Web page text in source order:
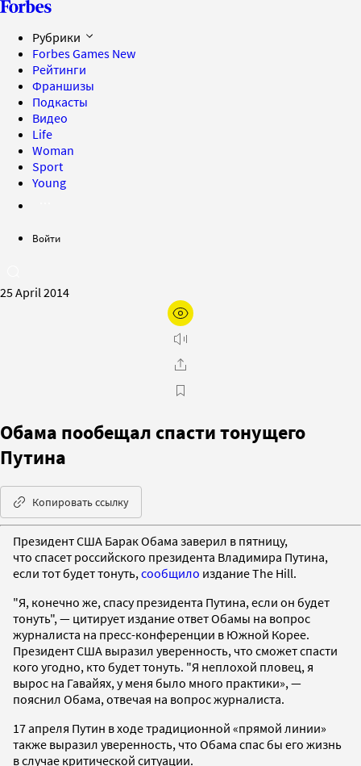
Рубрики
Forbes Games New
Рейтинги
Франшизы
Подкасты
Видео
Life
Woman
Sport
Young
Войти
25 April 2014
Обама пообещал спасти тонущего
Путина
Копировать ссылку
Президент США Барак Обама заверил в пятницу,
что спасет российского президента Владимира Путина,
если тот будет тонуть, сообщило издание The Hill.
"Я, конечно же, спасу президента Путина, если он будет
тонуть", — цитирует издание ответ Обамы на вопрос
журналиста на пресс-конференции в Южной Корее.
Президент США выразил уверенность, что сможет спасти
кого угодно, кто будет тонуть. "Я неплохой пловец, я
вырос на Гавайях, у меня было много практики», —
пояснил Обама, отвечая на вопрос журналиста.
17 апреля Путин в ходе традиционной «прямой линии»
также выразил уверенность, что Обама спас бы его жизнь
в случае критической ситуации.